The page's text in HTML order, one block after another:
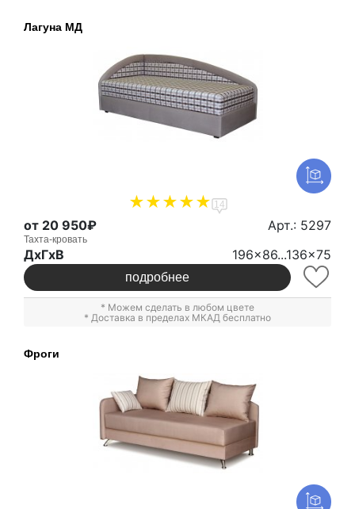
Лагуна МД
14
от 20 950₽ Арт.: 5297
Тахта-кровать
ДxГxВ 196x86...136x75
подробнее
* Можем сделать в любом цвете
* Доставка в пределах МКАД бесплатно
Фроги